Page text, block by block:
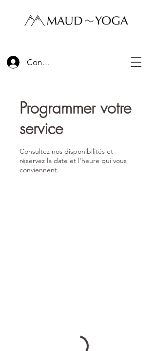
Connexion
Programmer votre
service
Consultez nos disponibilités et
réservez la date et l'heure qui vous
conviennent.